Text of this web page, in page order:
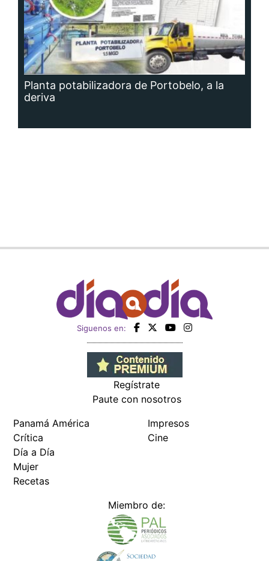
Planta potabilizadora de Portobelo, a la
deriva
Siguenos en:
Regístrate
Paute con nosotros
Panamá América
Crítica
Día a Día
Mujer
Recetas
Impresos
Cine
Miembro de: